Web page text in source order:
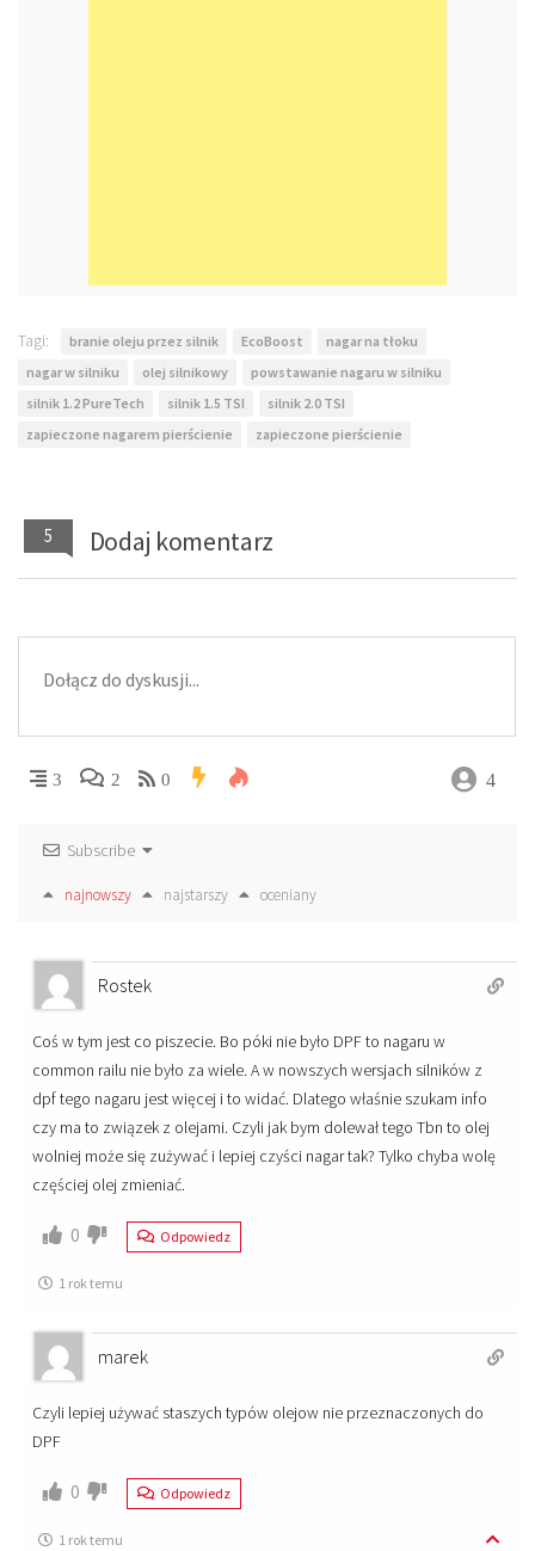
Tagi: branie oleju przez silnik EcoBoost
nagar na tłoku
nagar w silniku
olej silnikowy
powstawanie nagaru w silniku
silnik 1.2 PureTech
silnik 1.5 TSI
silnik 2.0 TSI
zapieczone nagarem pierścienie
zapieczone pierścienie
5 Dodaj komentarz
3 2 0 4
Subscribe
najnowszy najstarszy oceniany
Rostek
Coś w tym jest co piszecie. Bo póki nie było DPF to nagaru w
common railu nie było za wiele. A w nowszych wersjach silników z
dpf tego nagaru jest więcej i to widać. Dlatego właśnie szukam info
czy ma to związek z olejami. Czyli jak bym dolewał tego Tbn to olej
wolniej może się zużywać i lepiej czyści nagar tak? Tylko chyba wolę
częściej olej zmieniać.
0 Odpowiedz
1 rok temu
marek
Czyli lepiej używać staszych typów olejow nie przeznaczonych do
DPF
0 Odpowiedz
1 rok temu